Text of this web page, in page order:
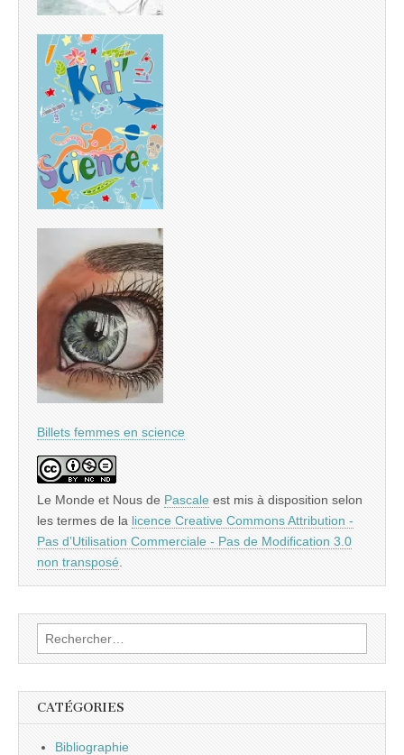
Billets femmes en science
Le Monde et Nous de Pascale est mis à disposition selon
les termes de la licence Creative Commons Attribution -
Pas d’Utilisation Commerciale - Pas de Modification 3.0
non transposé
Rechercher :
CATÉGORIES
Bibliographie